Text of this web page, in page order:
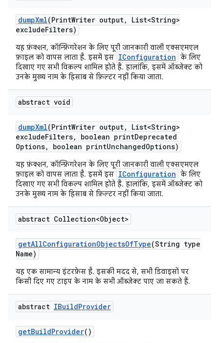
dumpXml(PrintWriter output,
List<String>
excludeFilters)
यह फ़ंक्शन, कॉन्फ़िगरेशन के लिए पूरी जानकारी वाली एक्सएमएल
फ़ाइल को वापस लाता है. इसमें इस IConfiguration के लिए
दिखाए गए सभी विकल्प शामिल होते हैं. हालांकि, इसमें ऑब्जेक्ट को
उनके मुख्य नाम के हिसाब से फ़िल्टर नहीं किया जाता.
abstract void
dumpXml(PrintWriter output,
List<String>
excludeFilters, boolean printDeprecated
Options, boolean printUnchangedOptions)
यह फ़ंक्शन, कॉन्फ़िगरेशन के लिए पूरी जानकारी वाली एक्सएमएल
फ़ाइल को वापस लाता है. इसमें इस IConfiguration के लिए
दिखाए गए सभी विकल्प शामिल होते हैं. हालांकि, इसमें ऑब्जेक्ट को
उनके मुख्य नाम के हिसाब से फ़िल्टर नहीं किया जाता.
abstract Collection<Object>
getAllConfigurationObjectsOfType(String type
Name)
यह एक सामान्य इंटरफ़ेस है. इसकी मदद से, सभी डिवाइसों पर
किसी दिए गए टाइप के नाम के सभी ऑब्जेक्ट पाए जा सकते हैं.
abstract IBuildProvider
getBuildProvider()